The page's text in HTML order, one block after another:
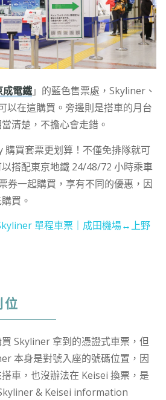
電鐵」的藍色售票處，Skyliner、
以在這購買。旁邊則是搭車的月台
清楚，不擔心會走錯。
購買套票更划算！不僅免排隊就可
搭配東京地鐵 24/48/72 小時乘車
券一起購買，享有不同的優惠，因
買。
單程車票｜成田機場↔︎上野
位
Skyliner 拿到的憑證式車票，但
本身是對號入座的號碼位置，因
車，也沒辦法在 Keisei 換票，是
& Keisei information